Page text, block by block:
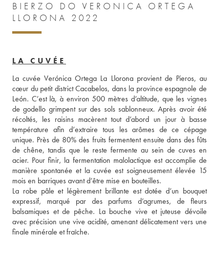
BIERZO DO VERONICA ORTEGA
LLORONA 2022
LA CUVÉE
La cuvée Verónica Ortega La Llorona provient de Pieros, au
cœur du petit district Cacabelos, dans la province espagnole de
León. C’est là, à environ 500 mètres d’altitude, que les vignes
de godello grimpent sur des sols sablonneux. Après avoir été
récoltés, les raisins macèrent tout d’abord un jour à basse
température afin d’extraire tous les arômes de ce cépage
unique. Près de 80% des fruits fermentent ensuite dans des fûts
de chêne, tandis que le reste fermente au sein de cuves en
acier. Pour finir, la fermentation malolactique est accomplie de
manière spontanée et la cuvée est soigneusement élevée 15
mois en barriques avant d’être mise en bouteilles.
La robe pâle et légèrement brillante est dotée d’un bouquet
expressif, marqué par des parfums d’agrumes, de fleurs
balsamiques et de pêche. La bouche vive et juteuse dévoile
avec précision une vive acidité, amenant délicatement vers une
finale minérale et fraîche.